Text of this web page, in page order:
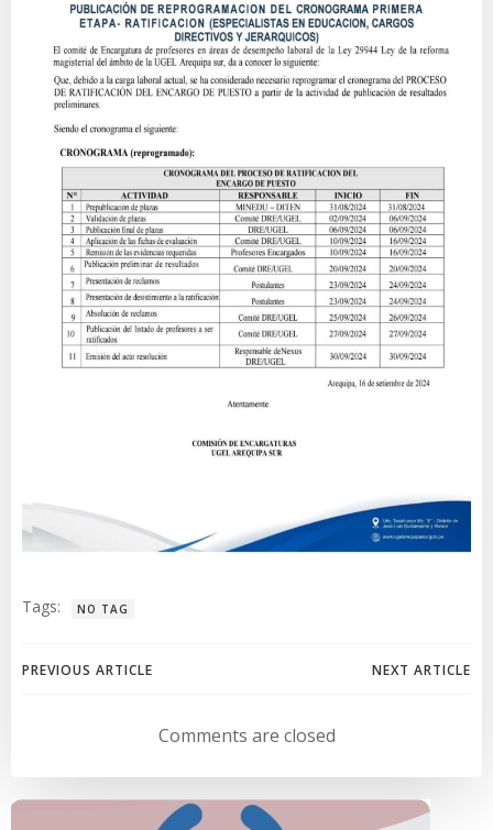
Tags: NO TAG
Navegación
entradas
PREVIOUS ARTICLE
Navegación
de
entradas
NEXT ARTICLE
Comments are closed